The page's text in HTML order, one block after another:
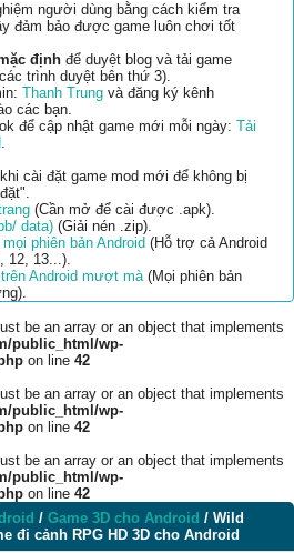
người dùng bằng cách kiểm tra
đảm bảo được game luôn chơi tốt
định để duyệt blog và tải game
trình duyệt bên thứ 3).
Thanh Trung và đăng ký kênh
các bạn.
để cập nhật game mới mỗi ngày: Tải
.
cài đặt game mod mới để không bị
(Cần mở để cài được .apk).
data) (Giải nén .zip).
phiên bản Android (Hỗ trợ cả Android
12, 13...).
Android mượt mà(Mọi phiên bản
be an array or an object that implements
public_html/wp-
on line 42
be an array or an object that implements
public_html/wp-
on line 42
be an array or an object that implements
public_html/wp-
on line 42
/ Game 3D cho Android / Wild
đi cảnh RPG HD 3D cho Android